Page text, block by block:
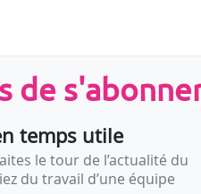
L’art de la fête à la
000 visiteurs et les
de
temps utile
le tour de l’actualité du
du travail d’une équipe